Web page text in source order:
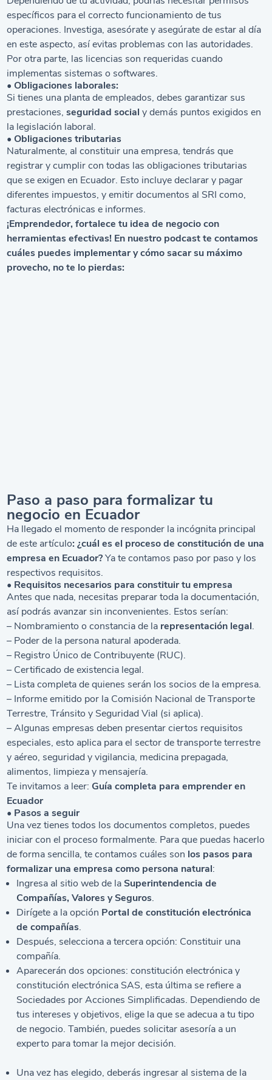
específicos para el correcto funcionamiento de tus
operaciones. Investiga, asesórate y asegúrate de estar al día
en este aspecto, así evitas problemas con las autoridades.
Por otra parte, las licencias son requeridas cuando
implementas sistemas o softwares.
• Obligaciones laborales:
Si tienes una planta de empleados, debes garantizar sus
prestaciones,seguridad social y demás puntos exigidos en
la legislación laboral.
• Obligaciones tributarias
Naturalmente, al constituir una empresa, tendrás que
registrar y cumplir con todas las obligaciones tributarias
que se exigen en Ecuador. Esto incluye declarar y pagar
diferentes impuestos, y emitir documentos al SRI como,
facturas electrónicas e informes.
¡Emprendedor, fortalece tu idea de negocio con
herramientas efectivas! En nuestro podcast te contamos
cuáles puedes implementar y cómo sacar su máximo
provecho, no te lo pierdas:
Paso a paso para formalizar tu
negocio en Ecuador
Ha llegado el momento de responder la incógnita principal
de este artículo: ¿cuál es el proceso de constitución de una
empresa en Ecuador?Ya te contamos paso por paso y los
respectivos requisitos.
• Requisitos necesarios para constituir tu empresa
Antes que nada, necesitas preparar toda la documentación,
así podrás avanzar sin inconvenientes. Estos serían:
– Nombramiento o constancia de la representación legal.
– Poder de la persona natural apoderada.
– Registro Único de Contribuyente (RUC).
– Certificado de existencia legal.
– Lista completa de quienes serán los socios de la empresa.
– Informe emitido por la Comisión Nacional de Transporte
Terrestre, Tránsito y Seguridad Vial (si aplica).
– Algunas empresas deben presentar ciertos requisitos
especiales, esto aplica para el sector de transporte terrestre
y aéreo, seguridad y vigilancia, medicina prepagada,
alimentos, limpieza y mensajería.
Te invitamos a leer: Guía completa para emprender en
Ecuador
• Pasos a seguir
Una vez tienes todos los documentos completos, puedes
iniciar con el proceso formalmente. Para que puedas hacerlo
de forma sencilla, te contamos cuáles son los pasos para
formalizar una empresa como persona natural:
Ingresa al sitio web de laSuperintendencia de
Compañías, Valores y Seguros.
Dirígete a la opción Portal de constitución electrónica
de compañías.
Después, selecciona a tercera opción: Constituir una
compañía.
Aparecerán dos opciones: constitución electrónica y
constitución electrónica SAS, esta última se refiere a
Sociedades por Acciones Simplificadas. Dependiendo de
tus intereses y objetivos, elige la que se adecua a tu tipo
de negocio. También, puedes solicitar asesoría a un
experto para tomar la mejor decisión.
Una vez has elegido, deberás ingresar al sistema de la